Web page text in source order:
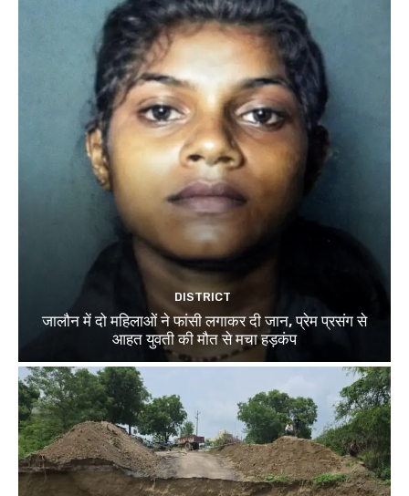
DISTRICT
जालौन में दो महिलाओं ने फांसी लगाकर दी जान, प्रेम प्रसंग से
आहत युवती की मौत से मचा हड़कंप